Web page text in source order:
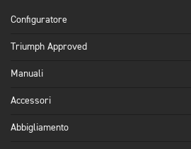
Configuratore
Triumph Approved
Manuali
Accessori
Abbigliamento